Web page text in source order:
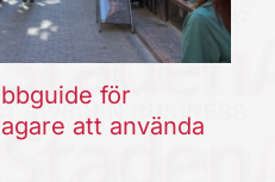
för
att använda